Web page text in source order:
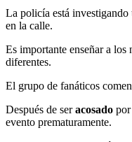
La policía está
en la calle.
Es importante enseñar a los
diferentes.
El grupo de fanáticos
Después de seracosado
evento prematuramente.